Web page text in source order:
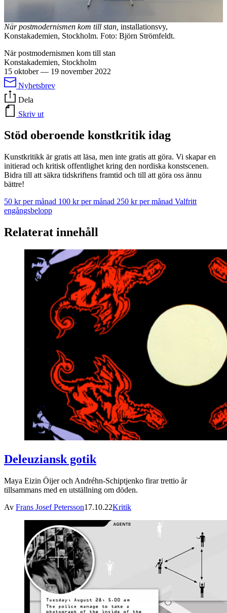
När postmodernismen kom till stan, installationsvy,
Konstakademien, Stockholm. Foto: Björn Strömfeldt.
När postmodernismen kom till stan
Konstakademien, Stockholm
15 oktober— 19 november 2022
Nyhetsbrev
Dela
Skriv ut
Stöd oberoende konstkritik idag
Kunstkritikk är gratis att läsa, men inte gratis att göra. Vi skapar en
initierad och kritisk offentlighet kring den nordiska konstscenen.
Bidra till att säkra tidskriftens framtid och till att göra oss ännu
bättre!
50 kr per månad 100 kr per månad 250 kr per månad Valfritt
engångsbelopp
Relaterat innehåll
Deleuziansk gotik
Maya Eizin Öijer och Andréhn-Schiptjenko firar trettio år
tillsammans med en utställning om döden.
Av Frans Josef Petersson17.10.22Kritik